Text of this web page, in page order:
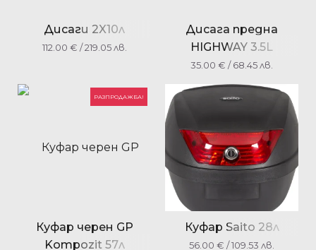
Дисаги 2X10л
112.00 € / 219.05 лв.
Дисага предна
HIGHWAY 3.5L
35.00 € / 68.45 лв.
Куфар черен GP
Kompozit 57л
РАЗПРОДАЖБА!
Куфар Saito 28л
56.00 € / 109.53 лв.